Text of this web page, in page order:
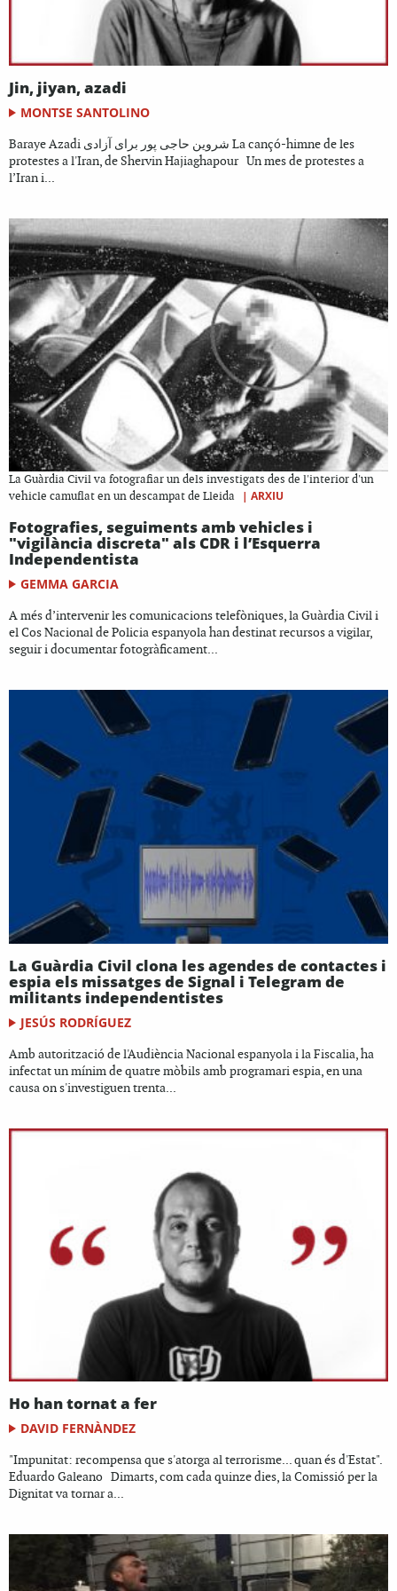
Jin, jiyan, azadi
MONTSE SANTOLINO
Baraye Azadi شروین حاجی پور برای آزادی La cançó-himne de les
protestes a l'Iran, de Shervin Hajiaghapour Un mes de protestes a
l’Iran i...
La Guàrdia Civil va fotografiar un dels investigats des de l'interior d'un
vehicle camuflat en un descampat de Lleida
| ARXIU
Fotografies, seguiments amb vehicles i
"vigilància discreta" als CDR i l’Esquerra
Independentista
GEMMA GARCIA
A més d’intervenir les comunicacions telefòniques, la Guàrdia Civil i
el Cos Nacional de Policia espanyola han destinat recursos a vigilar,
seguir i documentar fotogràficament...
La Guàrdia Civil clona les agendes de contactes i
espia els missatges de Signal i Telegram de
militants independentistes
JESÚS RODRÍGUEZ
Amb autorització de l'Audiència Nacional espanyola i la Fiscalia, ha
infectat un mínim de quatre mòbils amb programari espia, en una
causa on s'investiguen trenta...
Ho han tornat a fer
DAVID FERNÀNDEZ
"Impunitat: recompensa que s'atorga al terrorisme... quan és d'Estat".
Eduardo Galeano Dimarts, com cada quinze dies, la Comissió per la
Dignitat va tornar a...